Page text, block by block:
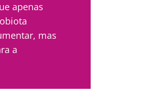
apenas
mas
a
e deixar nosso site
Institute
receber mais informações sobre a
de utilização